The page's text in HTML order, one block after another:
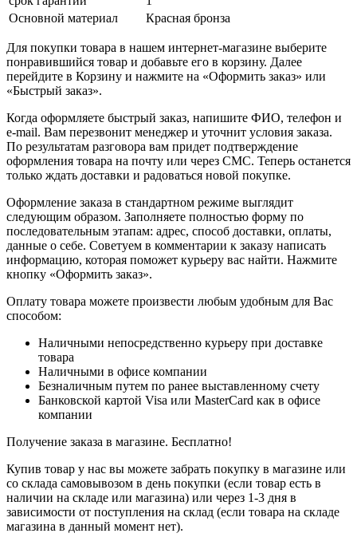
Основной материал
Красная бронза
Для покупки товара в нашем интернет-магазине выберите
понравившийся товар и добавьте его в корзину. Далее
перейдите в Корзину и нажмите на «Оформить заказ» или
«Быстрый заказ».
Когда оформляете быстрый заказ, напишите ФИО, телефон и
e-mail. Вам перезвонит менеджер и уточнит условия заказа.
По результатам разговора вам придет подтверждение
оформления товара на почту или через СМС. Теперь останется
только ждать доставки и радоваться новой покупке.
Оформление заказа в стандартном режиме выглядит
следующим образом. Заполняете полностью форму по
последовательным этапам: адрес, способ доставки, оплаты,
данные о себе. Советуем в комментарии к заказу написать
информацию, которая поможет курьеру вас найти. Нажмите
кнопку «Оформить заказ».
Оплату товара можете произвести любым удобным для Вас
способом:
Наличными непосредственно курьеру при доставке
товара
Наличными в офисе компании
Безналичным путем по ранее выставленному счету
Банковской картой Visa или MasterCard как в офисе
компании
Получение заказа в магазине. Бесплатно!
Купив товар у нас вы можете забрать покупку в магазине или
со склада самовывозом в день покупки (если товар есть в
наличии на складе или магазина) или через 1-3 дня в
зависимости от поступления на склад (если товара на складе
магазина в данный момент нет).